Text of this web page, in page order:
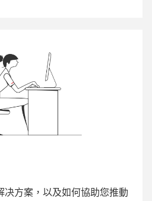
决方案，以及如何協助您推動